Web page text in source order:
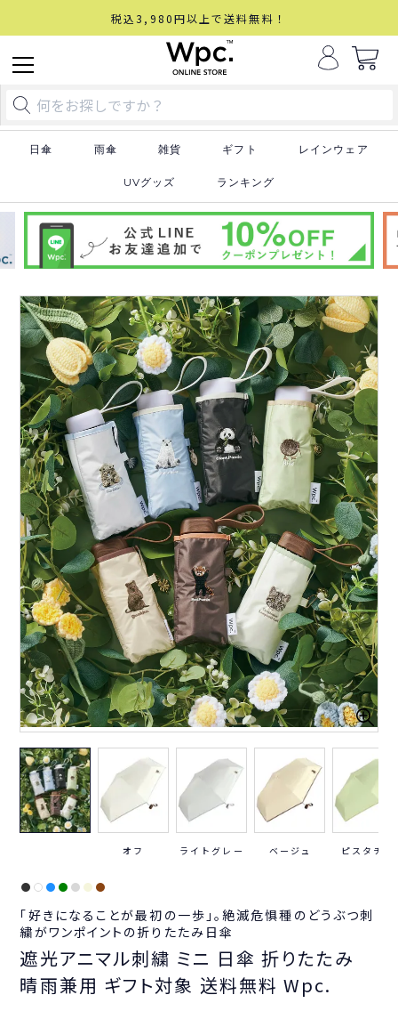
税込3,980円以上で送料無料！
日傘 雨傘 雑貨 ギフト レインウェア
UVグッズ ランキング
オフ ライトグレー ベージュ ピスタチオ
「好きになることが最初の一歩」。絶滅危惧種のどうぶつ刺
繍がワンポイントの折りたたみ日傘
遮光アニマル刺繍 ミニ 日傘 折りたたみ
晴雨兼用 ギフト対象 送料無料 Wpc.